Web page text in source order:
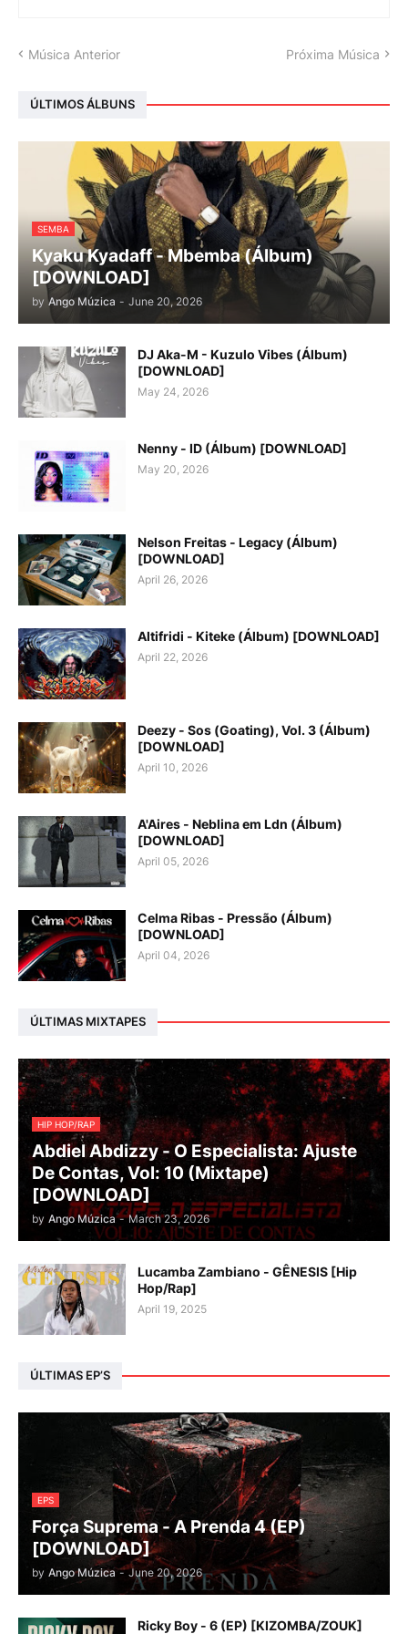
Música Anterior Próxima Música
ÚLTIMOS ÁLBUNS
SEMBA
Kyaku Kyadaff - Mbemba (Álbum)
[DOWNLOAD]
by Ango Múzica - June 20, 2026
DJ Aka-M - Kuzulo Vibes (Álbum)
[DOWNLOAD]
May 24, 2026
Nenny - ID (Álbum) [DOWNLOAD]
May 20, 2026
Nelson Freitas - Legacy (Álbum)
[DOWNLOAD]
April 26, 2026
Altifridi - Kiteke (Álbum) [DOWNLOAD]
April 22, 2026
Deezy - Sos (Goating), Vol. 3 (Álbum)
[DOWNLOAD]
April 10, 2026
A'Aires - Neblina em Ldn (Álbum)
[DOWNLOAD]
April 05, 2026
Celma Ribas - Pressão (Álbum)
[DOWNLOAD]
April 04, 2026
ÚLTIMAS MIXTAPES
HIP HOP/RAP
Abdiel Abdizzy - O Especialista: Ajuste
De Contas, Vol: 10 (Mixtape)
[DOWNLOAD]
by Ango Múzica - March 23, 2026
Lucamba Zambiano - GÊNESIS [Hip
Hop/Rap]
April 19, 2025
ÚLTIMAS EP’S
EPS
Força Suprema - A Prenda 4 (EP)
[DOWNLOAD]
by Ango Múzica - June 20, 2026
Ricky Boy - 6 (EP) [KIZOMBA/ZOUK]